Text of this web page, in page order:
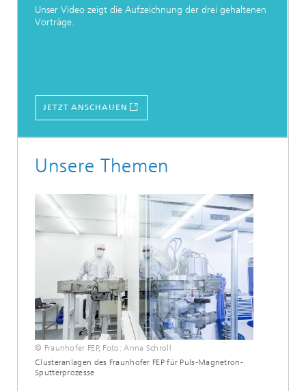
Unser Video zeigt die Aufzeichnung der drei gehaltenen
Vorträge.
JETZT ANSCHAUEN
Unsere Themen
© Fraunhofer FEP, Foto: Anna Schroll
Clusteranlagen des Fraunhofer FEP für Puls-Magnetron-
Sputterprozesse